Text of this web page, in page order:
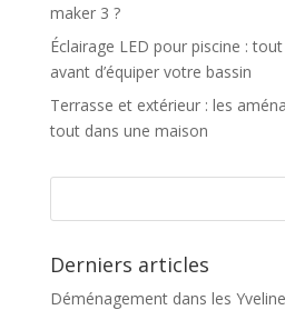
maker 3 ?
Éclairage LED pour piscine :
avant d’équiper votre bassin
Terrasse et extérieur : les
tout dans une maison
Derniers articles
Déménagement dans les